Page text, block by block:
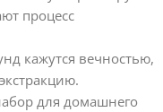
процесс
кажутся вечностью,
для домашнего